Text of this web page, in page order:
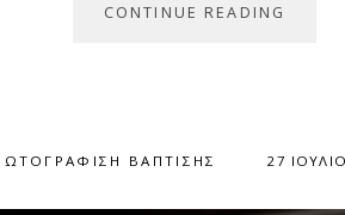
CONTINUE READING
ΒΆΠΤΙΣΗΣ 27